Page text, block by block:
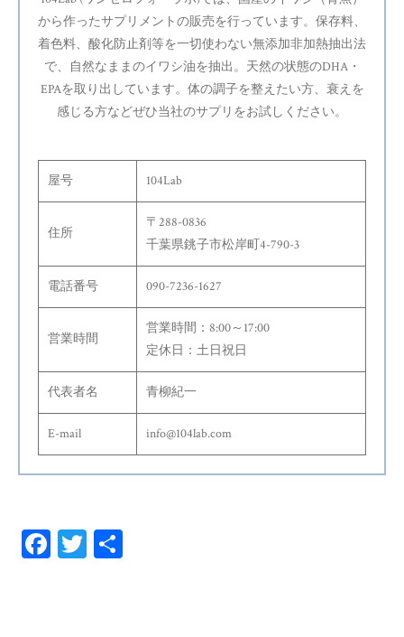
から作ったサプリメントの販売を行っています。保存料、
着色料、酸化防止剤等を一切使わない無添加非加熱抽出法
で、自然なままのイワシ油を抽出。天然の状態のDHA・
EPAを取り出しています。体の調子を整えたい方、衰えを
感じる方などぜひ当社のサプリをお試しください。
屋号 104Lab
住所
〒288-0836
千葉県銚子市松岸町4-790-3
電話番号 090-7236-1627
営業時間
営業時間：8:00～17:00
定休日：土日祝日
代表者名 青柳紀一
E-mail info@104lab.com
Fa T